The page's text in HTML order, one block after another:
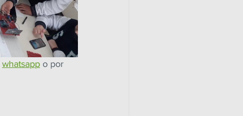
whatsapp o por